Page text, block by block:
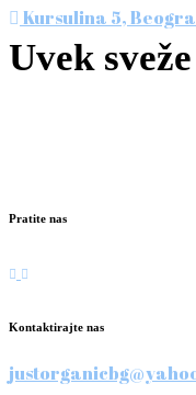
Kursulina 5,
Uvek
Pratite nas
Kontaktirajte nas